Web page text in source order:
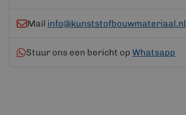
Mail info@kunststofbouwmateriaal.nl
Stuur ons een bericht op Whatsapp